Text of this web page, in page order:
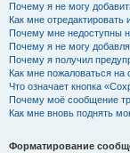
Почему я не могу
Как мне отредактировать
Почему мне недоступны
Почему я не могу
Почему я получил
Как мне пожаловаться
Что означает кнопка
Почему моё сообщение
Как мне вновь поднять
Форматирование